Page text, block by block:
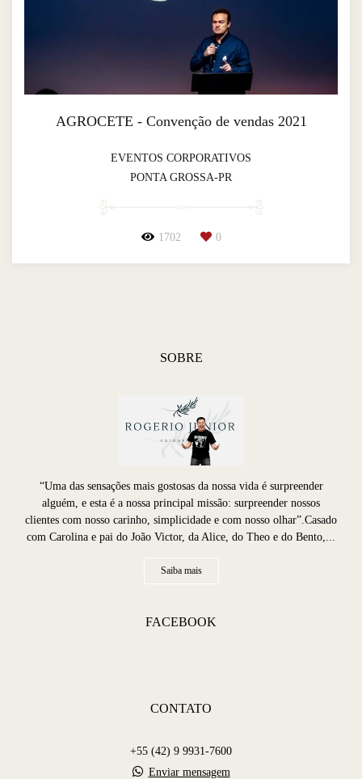
AGROCETE - Convenção de vendas 2021
EVENTOS CORPORATIVOS
PONTA GROSSA-PR
1702 0
SOBRE
“Uma das sensações mais gostosas da nossa vida é surpreender
alguém, e esta é a nossa principal missão: surpreender nossos
clientes com nosso carinho, simplicidade e com nosso olhar”.Casado
com Carolina e pai do João Victor, da Alice, do Theo e do Bento,...
Saiba mais
FACEBOOK
CONTATO
+55 (42) 9 9931-7600
Enviar mensagem